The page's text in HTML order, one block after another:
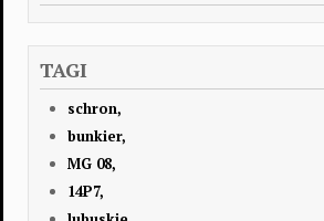
TAGI
schron,
bunkier,
MG 08,
14P7,